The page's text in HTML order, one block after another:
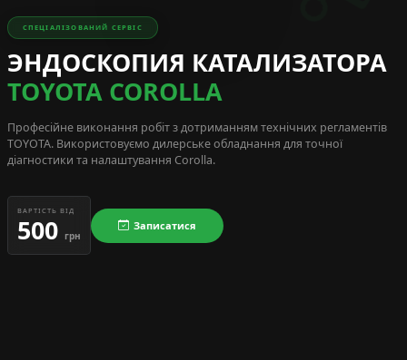
СПЕЦІАЛІЗОВАНИЙ СЕРВІС
ЭНДОСКОПИЯ КАТАЛИЗАТОРА
TOYOTA COROLLA
Професійне виконання робіт з дотриманням технічних регламентів
TOYOTA. Використовуємо дилерське обладнання для точної
діагностики та налаштування Corolla.
ВАРТІСТЬ ВІД
500 грн
Записатися